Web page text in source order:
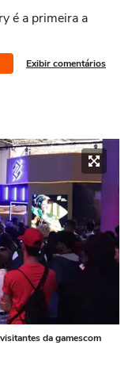
é a primeira a
Exibir comentários
da gamescom